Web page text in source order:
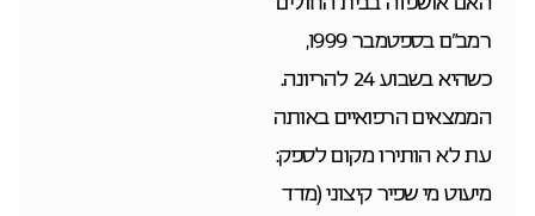
רמב”ם בספטמבר 1999,
כשהיא בשבוע 24 להריונה.
הממצאים הרפואיים באותה
עת לא הותירו מקום לספק:
מיעוט מי שפיר קיצוני (מדד